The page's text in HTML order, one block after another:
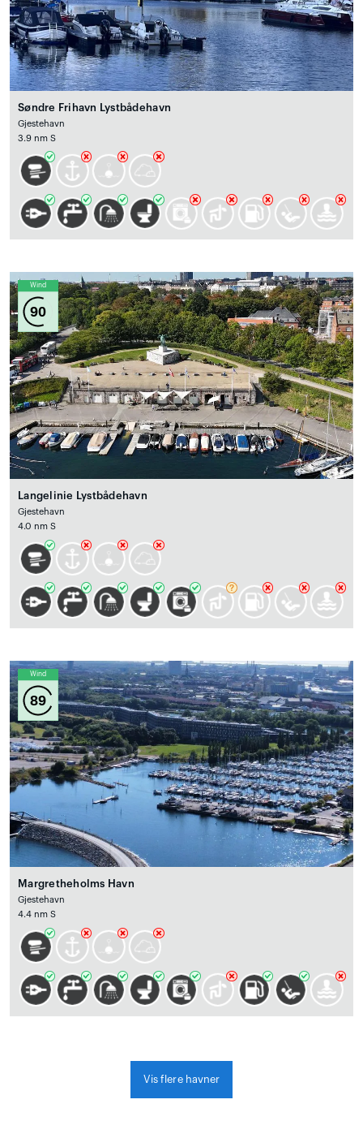
Søndre Frihavn Lystbådehavn
Gjestehavn
3.9 nm S
Wind
90
Langelinie Lystbådehavn
Gjestehavn
4.0 nm S
Wind
89
Margretheholms Havn
Gjestehavn
4.4 nm S
Vis flere havner